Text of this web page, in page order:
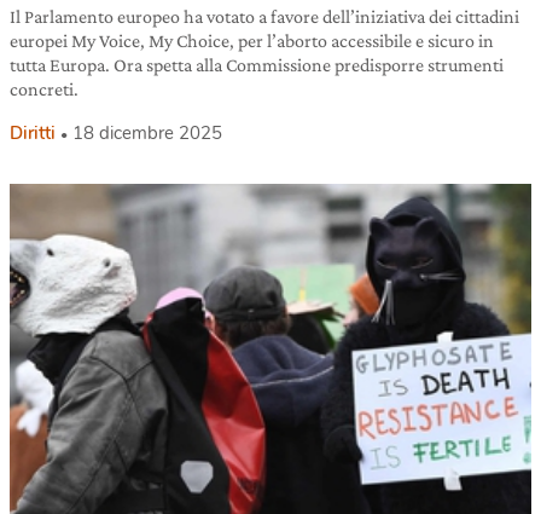
Il Parlamento europeo ha votato a favore dell’iniziativa dei cittadini
europei My Voice, My Choice, per l’aborto accessibile e sicuro in
tutta Europa. Ora spetta alla Commissione predisporre strumenti
concreti.
Diritti 18 dicembre 2025